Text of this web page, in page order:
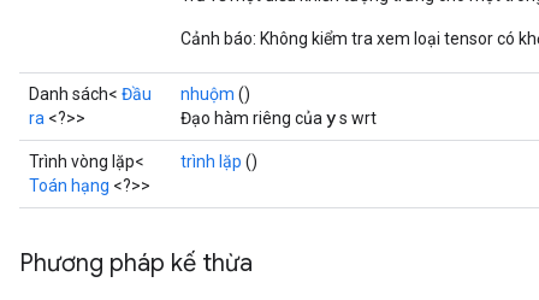
Cảnh báo: Không kiểm tra xem loại tensor có
Danh sách< Đầu
ra <?>>
nhuộm ()
Đạo hàm riêng của ys wrt
Trình vòng lặp<
Toán hạng <?>>
trình lặp ()
Phương pháp kế thừa